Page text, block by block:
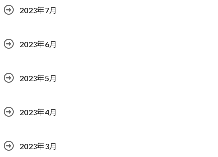
2023年7月
2023年6月
2023年5月
2023年4月
2023年3月